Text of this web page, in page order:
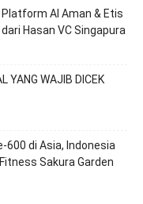
AI Aman & Etis
Hasan VC Singapura
YANG WAJIB DICEK
600 di Asia, Indonesia
Sakura Garden